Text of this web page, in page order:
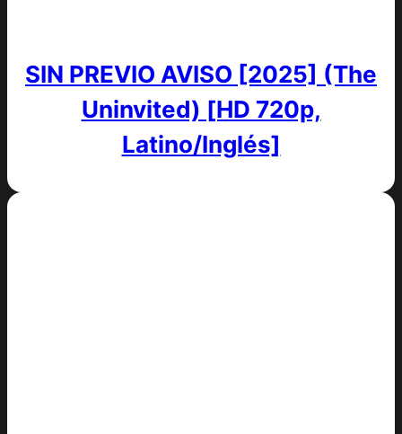
SIN PREVIO AVISO [2025] (The
Uninvited) [HD 720p,
Latino/Inglés]